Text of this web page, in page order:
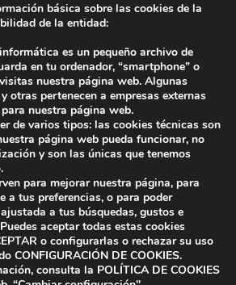
escritores
con tu libro!
un libro
y publicarlo
básica sobre las cookies de la
de la entidad:
es un pequeño archivo de
en tu ordenador, “smartphone” o
nuestra página web. Algunas
otras pertenecen a empresas externas
nuestra página web.
de varios tipos: las cookies técnicas son
página web pueda funcionar, no
y son las únicas que tenemos
para mejorar nuestra página, para
a tus preferencias, o para poder
a tus búsquedas, gustos e
aceptar todas estas cookies
o configurarlas o rechazar su uso
CONFIGURACIÓN DE COOKIES.
consulta la POLÍTICA DE COOKIES